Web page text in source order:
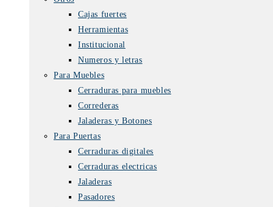
Cajas fuertes
Herramientas
Institucional
Numeros y letras
Para Muebles
Cerraduras para muebles
Correderas
Jaladeras y Botones
Para Puertas
Cerraduras digitales
Cerraduras electricas
Jaladeras
Pasadores